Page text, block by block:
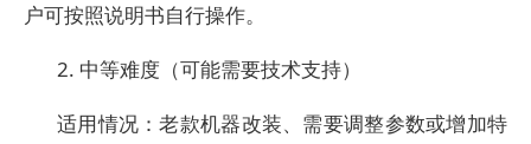
户可按照说明书自行操作。
2. 中等难度（可能需要技术支持）
适用情况：老款机器改装、需要调整参数或增加特